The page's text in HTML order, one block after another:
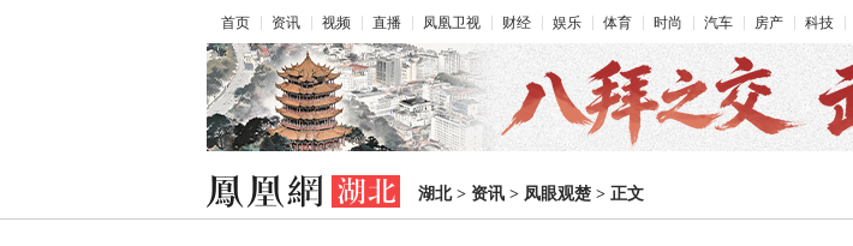
首页 资讯 视频 直播 凤凰卫视 财经 娱乐 体育 时尚 汽车 房产 科技
湖北> 资讯 > 凤眼观楚 > 正文